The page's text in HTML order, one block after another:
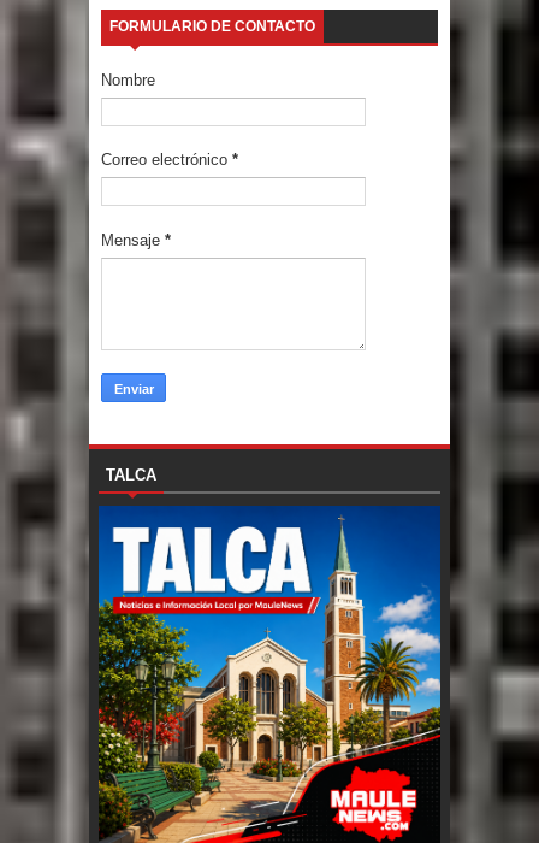
FORMULARIO DE CONTACTO
Nombre
Correo electrónico *
Mensaje *
TALCA